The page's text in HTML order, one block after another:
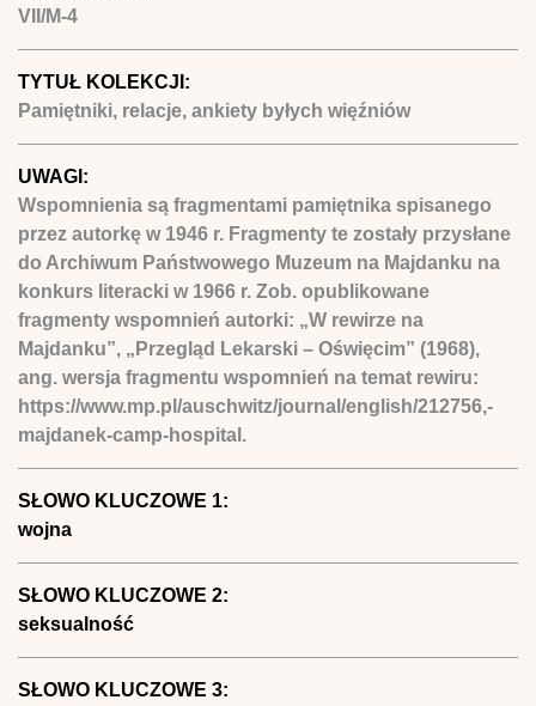
VII/M-4
TYTUŁ KOLEKCJI:
Pamiętniki, relacje, ankiety byłych więźniów
UWAGI:
Wspomnienia są fragmentami pamiętnika spisanego
przez autorkę w 1946 r. Fragmenty te zostały przysłane
do Archiwum Państwowego Muzeum na Majdanku na
konkurs literacki w 1966 r. Zob. opublikowane
fragmenty wspomnień autorki: „W rewirze na
Majdanku”, „Przegląd Lekarski – Oświęcim” (1968),
ang. wersja fragmentu wspomnień na temat rewiru:
https://www.mp.pl/auschwitz/journal/english/212756,-
majdanek-camp-hospital.
SŁOWO KLUCZOWE 1:
wojna
SŁOWO KLUCZOWE 2:
seksualność
SŁOWO KLUCZOWE 3: